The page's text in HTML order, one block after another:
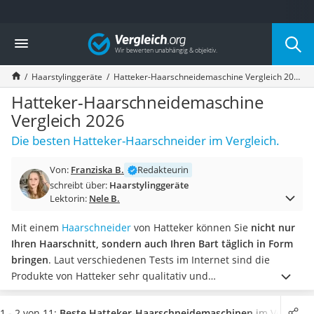
Die beliebtesten Vergleiche nach Kategorie
Drogerie
Inhalator
Haarschneider
Rollator
Braun Rasierer
Katzenklappe (Chip)
Rasierer
Massagepistole
Epilierer
Eiweißpulver
Magnesiumpräparat
Katzenklappe
Nackenmassagegerät
Zeckenschutz Katze
Vergleich
Haarstylinggeräte Hatteker-Haarschneidemaschine Vergleich 2026
Hatteker-Haarschneidemaschine
Vergleich 2026
Die besten Hatteker-Haarschneider im Vergleich.
Von: Franziska B.
Redakteurin
schreibt über: Haarstylinggeräte
Lektorin: Nele B.
Mit einem Haarschneider von Hatteker können Sie nicht nur
Ihren Haarschnitt, sondern auch Ihren Bart täglich in Form
bringen. Laut verschiedenen Tests im Internet sind die
Produkte von Hatteker sehr qualitativ und
benutzerfreundlich, aber dennoch preiswert und deshalb
ideal für die ersten Haarschneide-Versuche im eigenen